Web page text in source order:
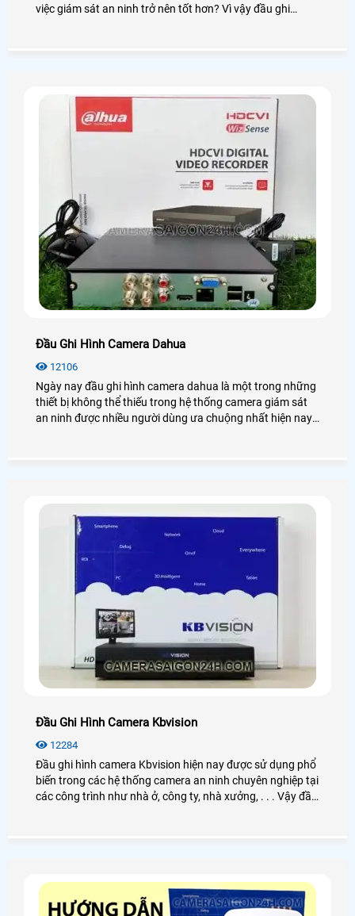
việc giám sát an ninh trở nên tốt hơn? Vì vậy đầu ghi
Đầu Ghi Hình Camera Dahua
12106
Ngày nay đầu ghi hình camera dahua là một trong những
thiết bị không thể thiếu trong hệ thống camera giám sát
an ninh được nhiều người dùng ưa chuộng nhất hiện nay.
Đầu Ghi Hình Camera Kbvision
12284
Đầu ghi hình camera Kbvision hiện nay được sử dụng phổ
biến trong các hệ thống camera an ninh chuyên nghiệp tại
các công trình như nhà ở, công ty, nhà xưởng, . . . Vậy đầu